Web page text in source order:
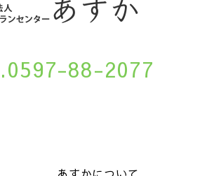
88-2077
あすかについて